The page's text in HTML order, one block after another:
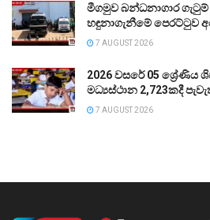
මීගමුව බන්ධනාගාර
හඳුනාගැනීමේ පෙරට්ටුව
7 AUGUST 2026
2026 වසරේ 05 ශ්‍රේණිය
මධ්‍යස්ථාන 2,723කදී
7 AUGUST 2026